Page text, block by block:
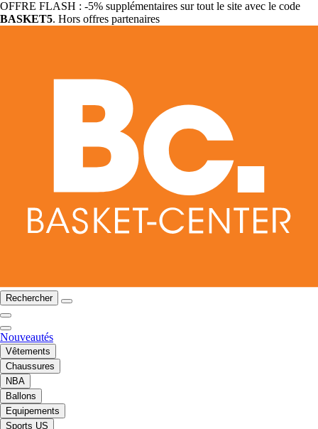
OFFRE FLASH : -5% supplémentaires sur tout le site avec le code
BASKET5. Hors offres partenaires
Rechercher
Nouveautés
Vêtements
Chaussures
NBA
Ballons
Equipements
Sports US